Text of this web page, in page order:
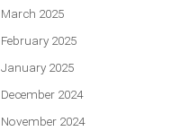
March 2025
February 2025
January 2025
December 2024
November 2024